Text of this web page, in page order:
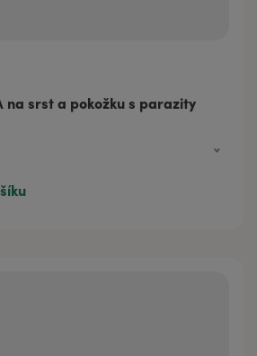
na srst a pokožku s parazity